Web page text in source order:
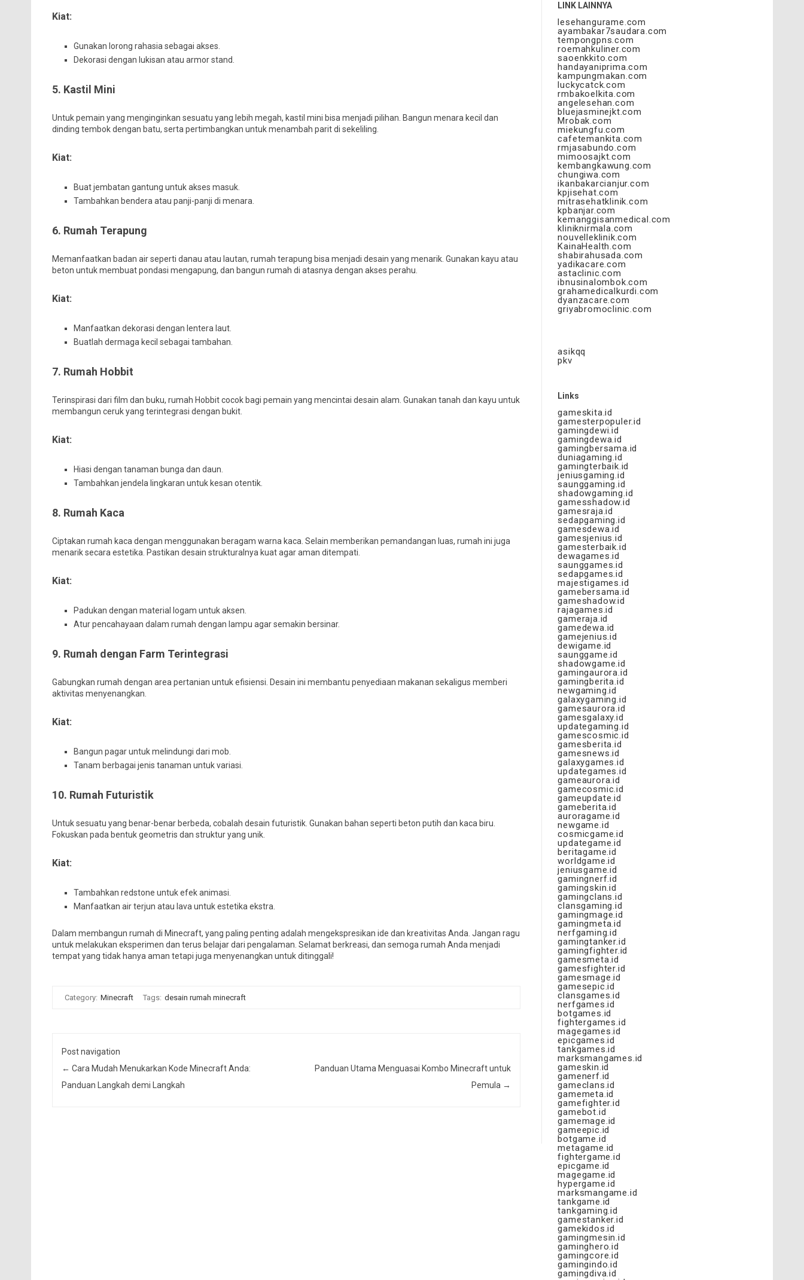
Kiat:
Gunakan lorong rahasia sebagai akses.
Dekorasi dengan lukisan atau armor stand.
5. Kastil Mini
Untuk pemain yang menginginkan sesuatu yang lebih megah, kastil mini bisa menjadi pilihan. Bangun menara kecil dan
dinding tembok dengan batu, serta pertimbangkan untuk menambah parit di sekeliling.
Kiat:
Buat jembatan gantung untuk akses masuk.
Tambahkan bendera atau panji-panji di menara.
6. Rumah Terapung
Memanfaatkan badan air seperti danau atau lautan, rumah terapung bisa menjadi desain yang menarik. Gunakan kayu atau
beton untuk membuat pondasi mengapung, dan bangun rumah di atasnya dengan akses perahu.
Kiat:
Manfaatkan dekorasi dengan lentera laut.
Buatlah dermaga kecil sebagai tambahan.
7. Rumah Hobbit
Terinspirasi dari film dan buku, rumah Hobbit cocok bagi pemain yang mencintai desain alam. Gunakan tanah dan kayu untuk
membangun ceruk yang terintegrasi dengan bukit.
Kiat:
Hiasi dengan tanaman bunga dan daun.
Tambahkan jendela lingkaran untuk kesan otentik.
8. Rumah Kaca
Ciptakan rumah kaca dengan menggunakan beragam warna kaca. Selain memberikan pemandangan luas, rumah ini juga
menarik secara estetika. Pastikan desain strukturalnya kuat agar aman ditempati.
Kiat:
Padukan dengan material logam untuk aksen.
Atur pencahayaan dalam rumah dengan lampu agar semakin bersinar.
9. Rumah dengan Farm Terintegrasi
Gabungkan rumah dengan area pertanian untuk efisiensi. Desain ini membantu penyediaan makanan sekaligus memberi
aktivitas menyenangkan.
Kiat:
Bangun pagar untuk melindungi dari mob.
Tanam berbagai jenis tanaman untuk variasi.
10. Rumah Futuristik
Untuk sesuatu yang benar-benar berbeda, cobalah desain futuristik. Gunakan bahan seperti beton putih dan kaca biru.
Fokuskan pada bentuk geometris dan struktur yang unik.
Kiat:
Tambahkan redstone untuk efek animasi.
Manfaatkan air terjun atau lava untuk estetika ekstra.
Dalam membangun rumah di Minecraft, yang paling penting adalah mengekspresikan ide dan kreativitas Anda. Jangan ragu
untuk melakukan eksperimen dan terus belajar dari pengalaman. Selamat berkreasi, dan semoga rumah Anda menjadi
tempat yang tidak hanya aman tetapi juga menyenangkan untuk ditinggali!
Category: Minecraft Tags: desain rumah minecraft
Post navigation
← Cara Mudah Menukarkan Kode Minecraft Anda:
Panduan Langkah demi Langkah
Panduan Utama Menguasai Kombo Minecraft untuk
Pemula →
LINK LAINNYA
lesehangurame.com
ayambakar7saudara.com
tempongpns.com
roemahkuliner.com
saoenkkito.com
handayaniprima.com
kampungmakan.com
luckycatck.com
rmbakoelkita.com
angelesehan.com
bluejasminejkt.com
Mrobak.com
miekungfu.com
cafetemankita.com
rmjasabundo.com
mimoosajkt.com
kembangkawung.com
chungiwa.com
ikanbakarcianjur.com
kpjisehat.com
mitrasehatklinik.com
kpbanjar.com
kemanggisanmedical.com
kliniknirmala.com
nouvelleklinik.com
KainaHealth.com
shabirahusada.com
yadikacare.com
astaclinic.com
ibnusinalombok.com
grahamedicalkurdi.com
dyanzacare.com
griyabromoclinic.com
asikqq
pkv
Links
gameskita.id
gamesterpopuler.id
gamingdewi.id
gamingdewa.id
gamingbersama.id
duniagaming.id
gamingterbaik.id
jeniusgaming.id
saunggaming.id
shadowgaming.id
gamesshadow.id
gamesraja.id
sedapgaming.id
gamesdewa.id
gamesjenius.id
gamesterbaik.id
dewagames.id
saunggames.id
sedapgames.id
majestigames.id
gamebersama.id
gameshadow.id
rajagames.id
gameraja.id
gamedewa.id
gamejenius.id
dewigame.id
saunggame.id
shadowgame.id
gamingaurora.id
gamingberita.id
newgaming.id
galaxygaming.id
gamesaurora.id
gamesgalaxy.id
updategaming.id
gamescosmic.id
gamesberita.id
gamesnews.id
galaxygames.id
updategames.id
gameaurora.id
gamecosmic.id
gameupdate.id
gameberita.id
auroragame.id
newgame.id
cosmicgame.id
updategame.id
beritagame.id
worldgame.id
jeniusgame.id
gamingnerf.id
gamingskin.id
gamingclans.id
clansgaming.id
gamingmage.id
gamingmeta.id
nerfgaming.id
gamingtanker.id
gamingfighter.id
gamesmeta.id
gamesfighter.id
gamesmage.id
gamesepic.id
clansgames.id
nerfgames.id
botgames.id
fightergames.id
magegames.id
epicgames.id
tankgames.id
marksmangames.id
gameskin.id
gamenerf.id
gameclans.id
gamemeta.id
gamefighter.id
gamebot.id
gamemage.id
gameepic.id
botgame.id
metagame.id
fightergame.id
epicgame.id
magegame.id
hypergame.id
marksmangame.id
tankgame.id
tankgaming.id
gamestanker.id
gamekidos.id
gamingmesin.id
gaminghero.id
gamingcore.id
gamingindo.id
gamingdiva.id